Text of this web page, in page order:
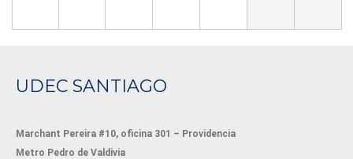
UDEC SANTIAGO
Marchant Pereira #10, oficina 301 – Providencia
Metro Pedro de Valdivia